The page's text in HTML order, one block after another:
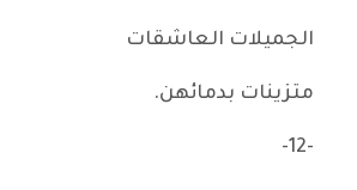
الجميلات العاشقات
متزينات بدمائهن.
-12-